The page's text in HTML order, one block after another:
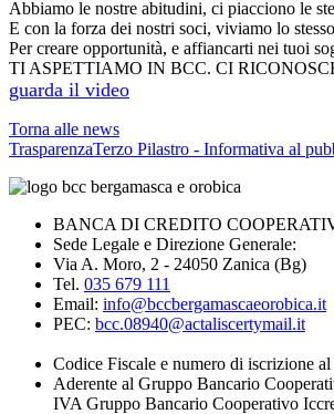
Abbiamo le nostre abitudini, ci piacciono le
E con la forza dei nostri soci, viviamo lo
Per creare opportunità, e affiancarti nei tuoi
TI ASPETTIAMO IN BCC. CI
guarda il video
Torna alle news
TrasparenzaTerzo Pilastro - Informativa al
BANCA DI CREDITO
Sede Legale e Direzione Generale:
Via A. Moro, 2 - 24050 Zanica (Bg)
Tel. 035 679 111
Email: info@bccbergamascaeorobica.it
PEC: bcc.08940@actaliscertymail.it
Codice Fiscale e numero di iscrizione
Aderente al Gruppo Bancario
IVA Gruppo Bancario Cooperativo